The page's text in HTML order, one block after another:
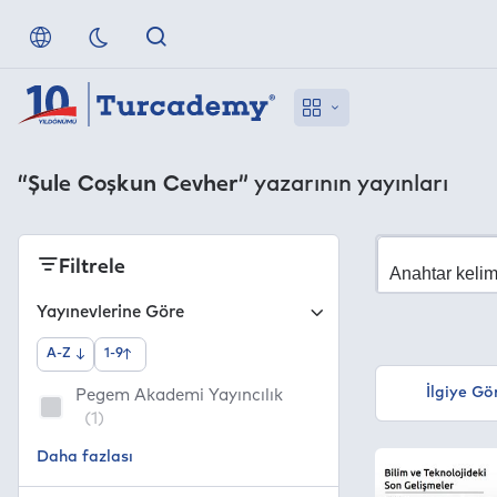
“Şule Coşkun Cevher” yazarının yayınları
İlgiye
Filtrele
Yayınevlerine Göre
A-Z 1-9
Pegem Akademi Yayıncılık
(1)